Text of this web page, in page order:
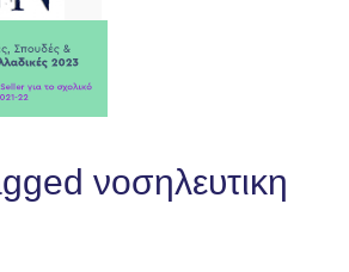
νοσηλευτικη